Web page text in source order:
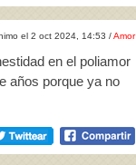
el 2 oct 2024, 14:53 /Amor
en el poliamor
años porque ya no